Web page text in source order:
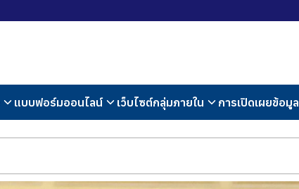
แบบฟอร์มออนไลน์ เว็บไซต์กลุ่มภายใน การเปิดเผยข้อมู